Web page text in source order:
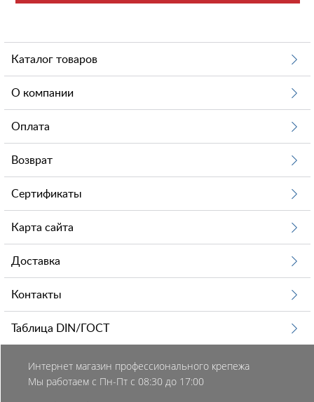
Каталог товаров
О компании
Оплата
Возврат
Сертификаты
Карта сайта
Доставка
Контакты
Таблица DIN/ГОСТ
Интернет магазин профессионального крепежа
Мы работаем с Пн-Пт с 08:30 до 17:00